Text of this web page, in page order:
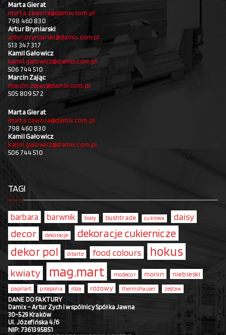
Marta Gierat
marta.zawora@damix.com.pl
798 460 830
Artur Bryniarski
artur.bryniarski@damix.com.pl
513 347 317
Kamil Gałowicz
kamil.galowicz@damix.com.pl
506 744 510
Marcin Zając
marcin.zajac@damix.com.pl
505 809 572
Marta Gierat
marta.zawora@damix.com.pl
798 460 830
Kamil Gałowicz
kamil.galowicz@damix.com.pl
506 744 510
TAGI
barbara barwnik biały bushtrade cukrowa daisy
decor dekoracje dekoracje cukiernicze
dekor pol ditarte food colours hokus
kwiaty mag.mart modecor monin niebieski
papilart prospona róża różowy thermohauser zestaw
DANE DO FAKTURY
Damix – Artur Zych i wspólnicy Spółka Jawna
30-529 Kraków
Ul. Józefińska 4/6
NIP: 7361395851